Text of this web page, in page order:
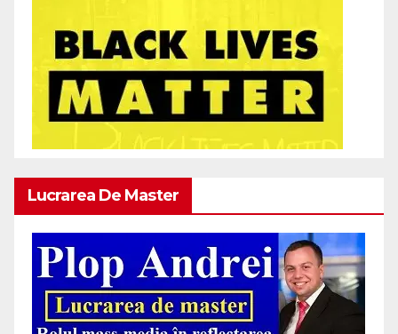
Lucrarea De Master